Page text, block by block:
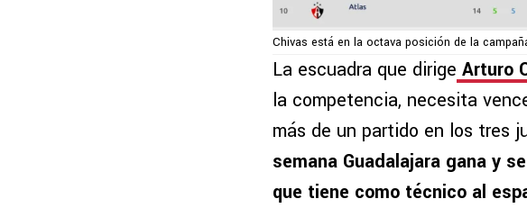
Chivas está en la octava posición de la
La escuadra que dirige Arturo
la competencia, necesita
más de un partido en los tres
semana Guadalajara gana y
que tiene como técnico al